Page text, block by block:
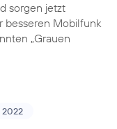
sorgen jetzt
besseren Mobilfunk
„Grauen
2022